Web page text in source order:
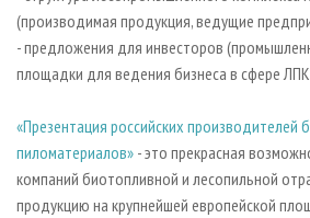
(производимая продукция, ведущие
- предложения для инвесторов
площадки для ведения бизнеса в сфере
«Презентация российских производителей
пиломатериалов» - это прекрасная
компаний биотопливной и лесопильной
продукцию на крупнейшей европейской